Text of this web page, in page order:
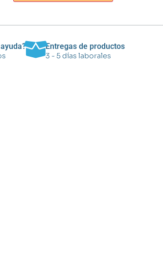
Entregas de productos
3 - 5 días laborales